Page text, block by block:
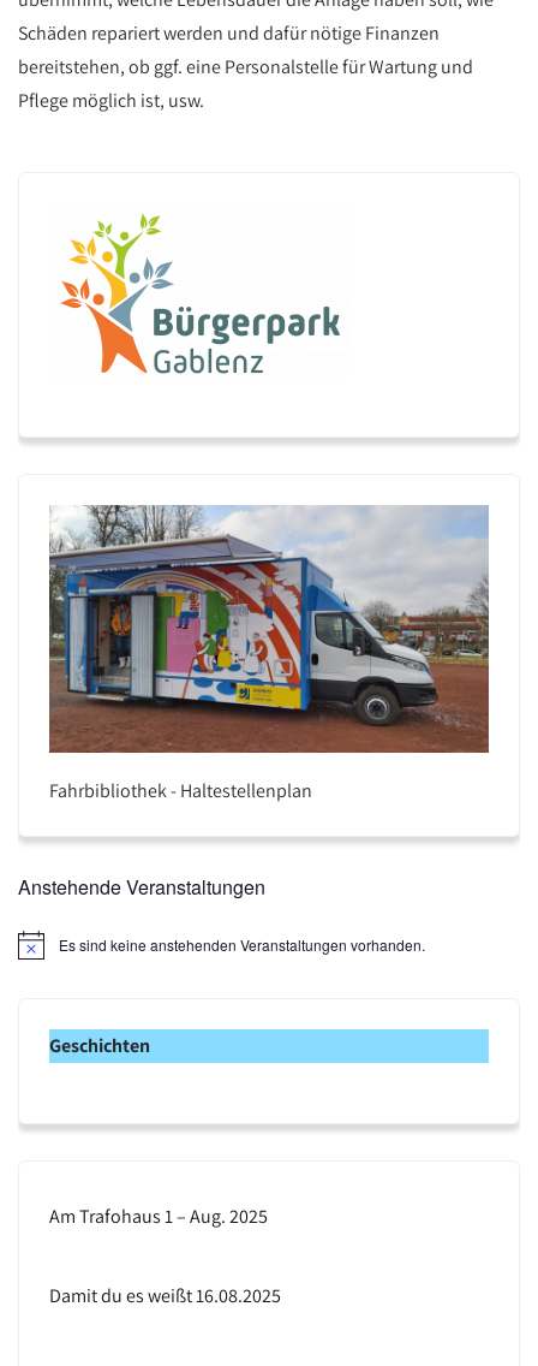
Schäden repariert werden und dafür nötige Finanzen
bereitstehen, ob ggf. eine Personalstelle für Wartung und
Pflege möglich ist, usw.
Fahrbibliothek - Haltestellenplan
Anstehende Veranstaltungen
H
Es sind keine anstehenden Veranstaltungen vorhanden.
Geschichten
Am Trafohaus 1 – Aug. 2025
Damit du es weißt 16.08.2025